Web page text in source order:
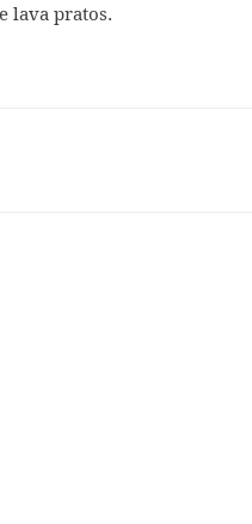
lava pratos.